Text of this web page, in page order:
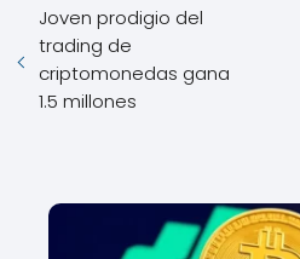
Joven prodigio del
trading de
criptomonedas gana
1.5 millones